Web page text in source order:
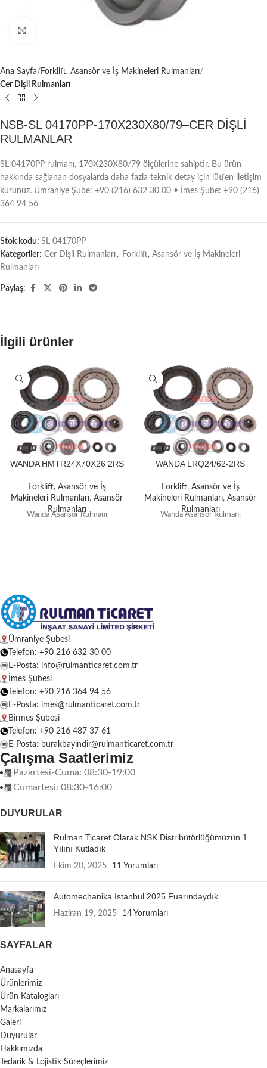
Ana Sayfa
Forklift, Asansör ve İş Makineleri Rulmanları
Cer Dişli Rulmanları
NSB-SL 04170PP-170X230X80/79–CER DİŞLİ
RULMANLAR
SL 04170PP rulmanı, 170X230X80/79 ölçülerine sahiptir. Bu ürün
hakkında sağlanan dosyalarda daha fazla teknik detay için lütfen iletişim
kurunuz. Ümraniye Şube: +90 (216) 632 30 00 • İmes Şube: +90 (216)
364 94 56
Stok kodu: SL 04170PP
Kategoriler: Cer Dişli Rulmanları , Forklift, Asansör ve İş Makineleri
Rulmanları
Paylaş:
İlgili ürünler
WANDA HMTR24X70X26 2RS
Forklift, Asansör ve İş
Makineleri Rulmanları, Asansör
Rulmanları
Wanda Asansör Rulmanı
WANDA LRQ24/62-2RS
Forklift, Asansör ve İş
Makineleri Rulmanları, Asansör
Rulmanları
Wanda Asansör Rulmanı
Ümraniye Şubesi
Telefon: +90 216 632 30 00
E-Posta: info@rulmanticaret.com.tr
İmes Şubesi
Telefon: +90 216 364 94 56
E-Posta: imes@rulmanticaret.com.tr
Birmes Şubesi
Telefon: +90 216 487 37 61
E-Posta: burakbayindir@rulmanticaret.com.tr
Çalışma Saatlerimiz
Pazartesi-Cuma: 08:30-19:00
Cumartesi: 08:30-16:00
DUYURULAR
Rulman Ticaret Olarak NSK Distribütörlüğümüzün 1.
Yılını Kutladık
Ekim 20, 2025 11 Yorumları
Automechanika Istanbul 2025 Fuarındaydık
Haziran 19, 2025 14 Yorumları
SAYFALAR
Anasayfa
Ürünlerimiz
Ürün Katalogları
Markalarımız
Galeri
Duyurular
Hakkımızda
Tedarik & Lojistik Süreçlerimiz